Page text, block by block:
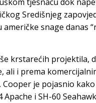
Središnjeg
snage danas
krstarećih projektila,
ali i prema
je pojasnio
i SH-60